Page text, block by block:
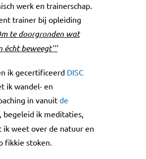
werk en trainerschap.
trainer bij opleiding
te doorgronden wat
écht beweegt'''
ik gecertificeerd DISC
ik wandel- en
in vanuit de
, begeleid ik meditaties,
ik weet over de natuur en
fikkie stoken.